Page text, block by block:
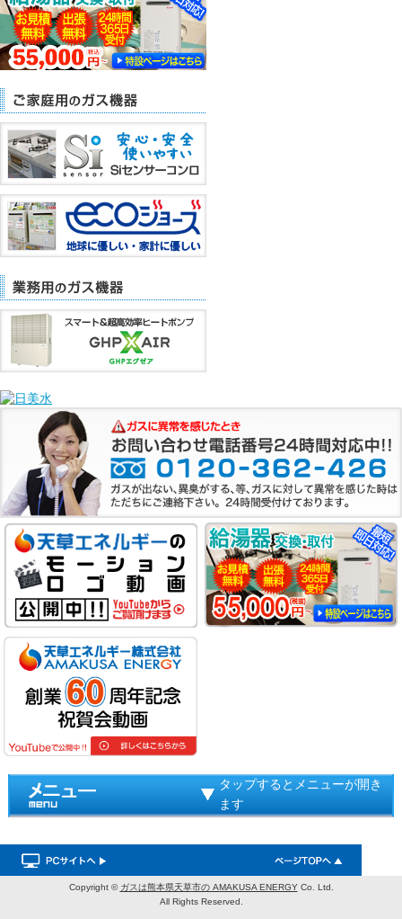
タップするとメニューが開き
ます
Copyright © ガスは熊本県天草市の AMAKUSA ENERGYCo. Ltd.
All Rights Reserved.